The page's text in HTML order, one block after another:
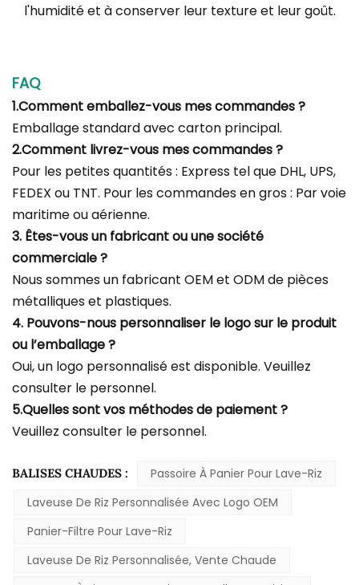
l'humidité et à conserver leur texture et leur goût.
FAQ
1.Comment emballez-vous mes commandes ?
Emballage standard avec carton principal.
2.Comment livrez-vous mes commandes ?
Pour les petites quantités : Express tel que DHL, UPS,
FEDEX ou TNT. Pour les commandes en gros : Par voie
maritime ou aérienne.
3. Êtes-vous un fabricant ou une société
commerciale ?
Nous sommes un fabricant OEM et ODM de pièces
métalliques et plastiques.
4. Pouvons-nous personnaliser le logo sur le produit
ou l’emballage ?
Oui, un logo personnalisé est disponible. Veuillez
consulter le personnel.
5.Quelles sont vos méthodes de paiement ?
Veuillez consulter le personnel.
BALISES CHAUDES :
Passoire À Panier Pour Lave-Riz
Laveuse De Riz Personnalisée Avec Logo OEM
Panier-Filtre Pour Lave-Riz
Laveuse De Riz Personnalisée, Vente Chaude